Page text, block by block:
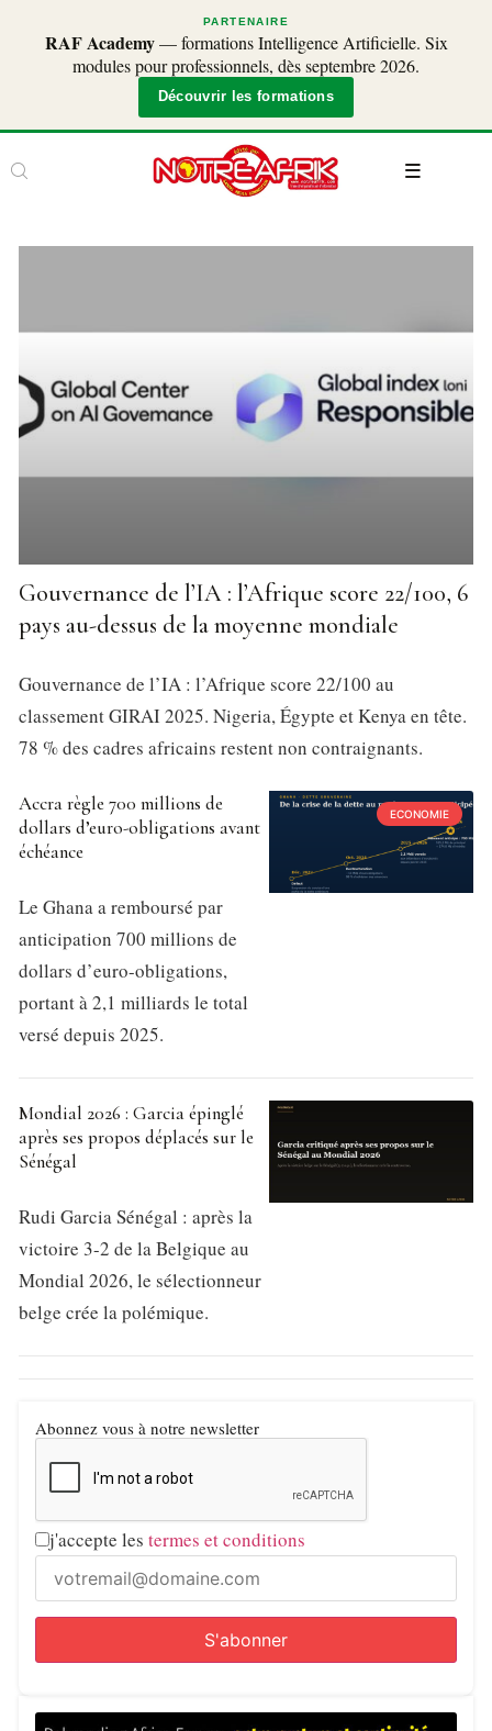
PARTENAIRE
RAF Academy— formations Intelligence Artificielle. Six
modules pour professionnels, dès septembre 2026.
Découvrir les formations
Gouvernance de l’IA : l’Afrique score 22/100, 6
pays au-dessus de la moyenne mondiale
Gouvernance de l’IA : l’Afrique score 22/100 au
classement GIRAI 2025. Nigeria, Égypte et Kenya en tête.
78 % des cadres africains restent non contraignants.
ECONOMIE
Accra règle 700 millions de
dollars d’euro-obligations avant
échéance
Le Ghana a remboursé par
anticipation 700 millions de
dollars d’euro-obligations,
portant à 2,1 milliards le total
versé depuis 2025.
Mondial 2026 : Garcia épinglé
après ses propos déplacés sur le
Sénégal
Rudi Garcia Sénégal : après la
victoire 3-2 de la Belgique au
Mondial 2026, le sélectionneur
belge crée la polémique.
Abonnez vous à notre newsletter
j'accepte les termes et conditions